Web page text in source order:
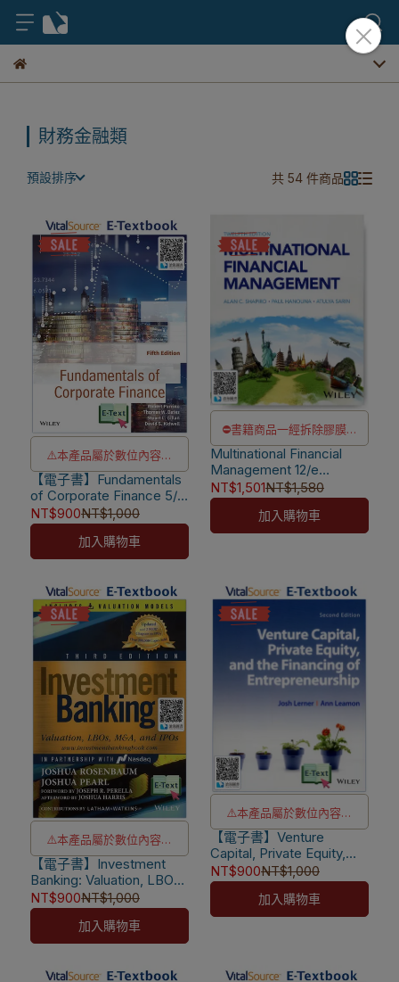
財務金融類
預設排序 共 54 件商品
⚠️本產品屬於數位內容服
務，一經購買不提供退貨與
退款
⚠️本產品為台灣優惠價格，
故僅販售給台灣地區使用
使用，海外IP無法註冊成功
【電子書】Fundamentals
of Corporate Finance 5/e
IA [Parrino]
NT$900NT$1,000
加入購物車
⛔書籍商品一經拆除膠膜，
除非瑕疵換書不提供退貨與
退款
✅訂購數量5本以上另有優
惠，請洽LINE客服訂購
Multinational Financial
Management 12/e
[Shapiro] 9781394187836
NT$1,501NT$1,580
加入購物車
⚠️本產品屬於數位內容服
務，一經購買不提供退貨與
退款
⚠️本產品為台灣優惠價格，
故僅販售給台灣地區使用
使用，海外IP無法註冊成功
【電子書】Investment
Banking: Valuation, LBOs,
M&A, and IPOs (+
Valuation Models) 3/e
[Rosenbaum]
NT$900NT$1,000
加入購物車
⚠️本產品屬於數位內容服
務，一經購買不提供退貨與
退款
⚠️本產品為台灣優惠價格，
故僅販售給台灣地區使用
【電子書】Venture
Capital, Private Equity,
and the Financing of
Entrepreneurship 2/e
[Lerner]
NT$900NT$1,000
加入購物車